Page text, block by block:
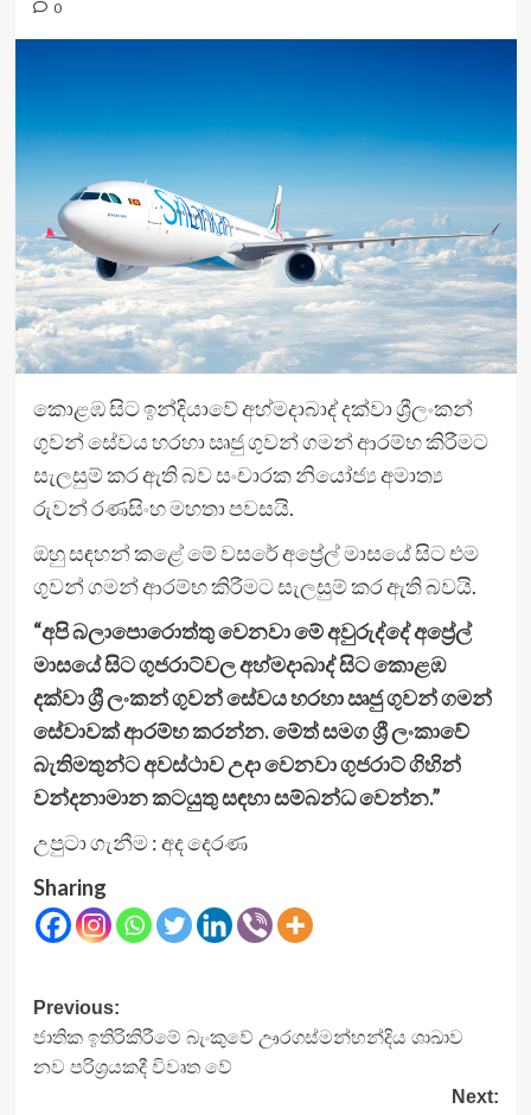
0
කොළඹ සිට ඉන්දියාවේ අහ්මදාබාද් දක්වා ශ්‍රීලංකන්
ගුවන් සේවය හරහා ඍජු ගුවන් ගමන් ආරම්භ කිරීමට
සැලසුම් කර ඇති බව සංචාරක නියෝජ්‍ය අමාත්‍ය
රුවන් රණසිංහ මහතා පවසයි.
ඔහු සඳහන් කළේ මේ වසරේ අප්‍රේල් මාසයේ සිට එම
ගුවන් ගමන් ආරම්භ කිරීමට සැලසුම් කර ඇති බවයි.
“අපි බලාපොරොත්තු වෙනවා මේ අවුරුද්දේ අප්‍රේල්
මාසයේ සිට ගුජරාට්වල අහ්මදාබාද් සිට කොළඹ
දක්වා ශ්‍රී ලංකන් ගුවන් සේවය හරහා ඍජු ගුවන් ගමන්
සේවාවක් ආරම්භ කරන්න. මේත් සමග ශ්‍රී ලංකාවේ
බැතිමතුන්ට අවස්ථාව උදා වෙනවා ගුජරාට් ගිහින්
වන්දනාමාන කටයුතු සඳහා සම්බන්ධ වෙන්න.”
උපුටා ගැනීම : අද දෙරණ
Sharing
Post
navigation
Previous:
ජාතික ඉතිරිකිරීමේ බැංකුවේ ඌරගස්මන්හන්දිය ශාඛාව
නව පරිශ්‍රයකදී විවෘත වේ
Next: